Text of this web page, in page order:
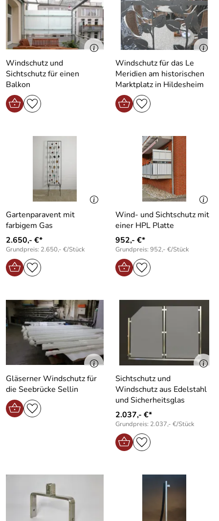
Windschutz und
Sichtschutz für einen
Balkon
Windschutz für das Le
Meridien am historischen
Marktplatz in Hildesheim
Gartenparavent mit
farbigem Gas
2.650,- €*
Grundpreis: 2.650,- €/Stück
Wind- und Sichtschutz mit
einer HPL Platte
952,- €*
Grundpreis: 952,- €/Stück
Gläserner Windschutz für
die Seebrücke Sellin
Sichtschutz und
Windschutz aus Edelstahl
und Sicherheitsglas
2.037,- €*
Grundpreis: 2.037,- €/Stück